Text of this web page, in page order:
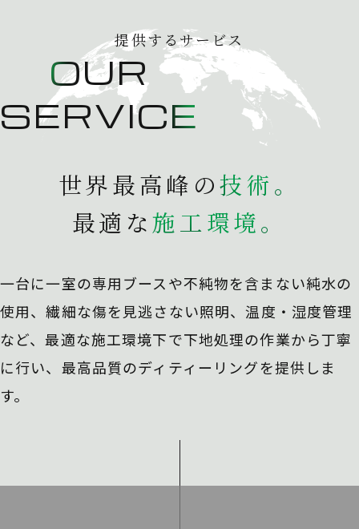
提供するサービス
OUR
SERVICE
世界最高峰の技術。
最適な施 工環境。
一台に一室の専用ブースや不純物を含まない純水の
使用、繊細な傷を見逃さない照明、温度・湿度管理
など、最適な施工環境下で下地処理の作業から丁寧
に行い、 最高品質のディティーリングを提供しま
す。